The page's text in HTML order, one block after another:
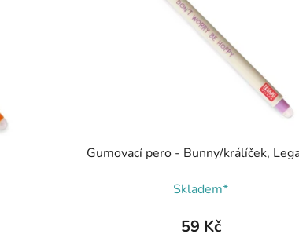
Gumovací pero - Bunny/králíček,
Skladem*
59 Kč